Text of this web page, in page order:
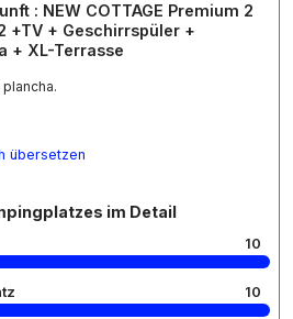
: NEW COTTAGE Premium 2
+TV + Geschirrspüler +
+ XL-Terrasse
übersetzen
im Detail
10
10